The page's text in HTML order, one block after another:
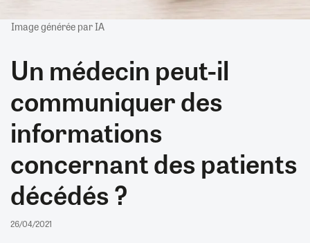
Image générée par IA
Un médecin peut-il
communiquer des
informations
concernant des patients
décédés ?
26/04/2021